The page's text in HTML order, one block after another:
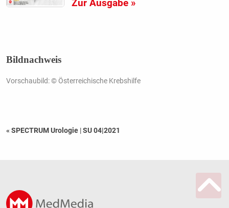
Zur Ausgabe »
Bildnachweis
Vorschaubild: © Österreichische Krebshilfe
« SPECTRUM Urologie |SU 04|2021